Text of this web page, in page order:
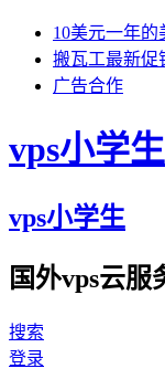
10美元一年的
搬瓦工最新促
广告合作
vps小学生
vps小学生
国外vps云
搜索
登录